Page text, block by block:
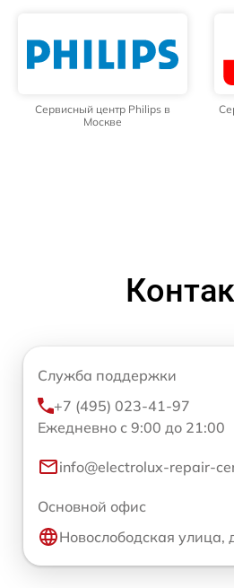
Сервисный центр Philips в
Москве
Служба поддержки
+7 (495) 023-41-97
Ежедневно с 9:00 до 21:00
info@electrolux-repair-
Основной офис
Новослободская улица,